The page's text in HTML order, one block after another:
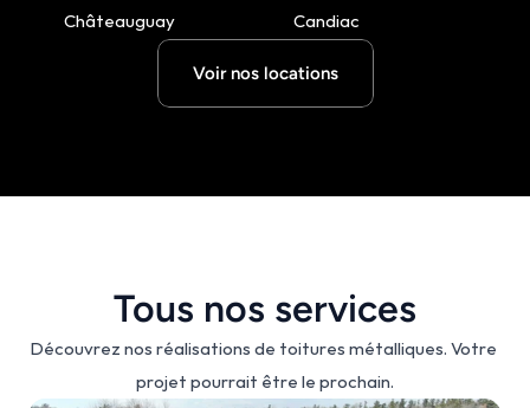
Châteauguay
Candiac
Voir nos locations
Tous nos services
Découvrez nos réalisations de toitures métalliques. Votre
projet pourrait être le prochain.